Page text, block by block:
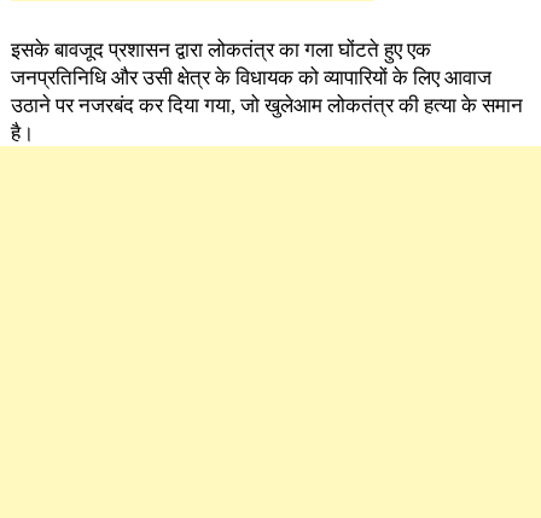
इसके बावजूद प्रशासन द्वारा लोकतंत्र का गला घोंटते हुए एक
जनप्रतिनिधि और उसी क्षेत्र के विधायक को व्यापारियों के लिए आवाज
उठाने पर नजरबंद कर दिया गया, जो खुलेआम लोकतंत्र की हत्या के समान
है।